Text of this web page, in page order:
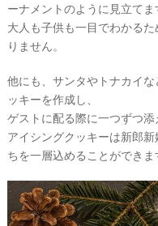
ーナメントのように見立てま
大人も子供も一目でわかる
りません。
他にも、サンタやトナカイ
ッキーを作成し、
ゲストに配る際に一つずつ添
アイシングクッキーは新郎
ちを一層込めることができま
ウ
エ
ィ
ン
グ
テ
ム